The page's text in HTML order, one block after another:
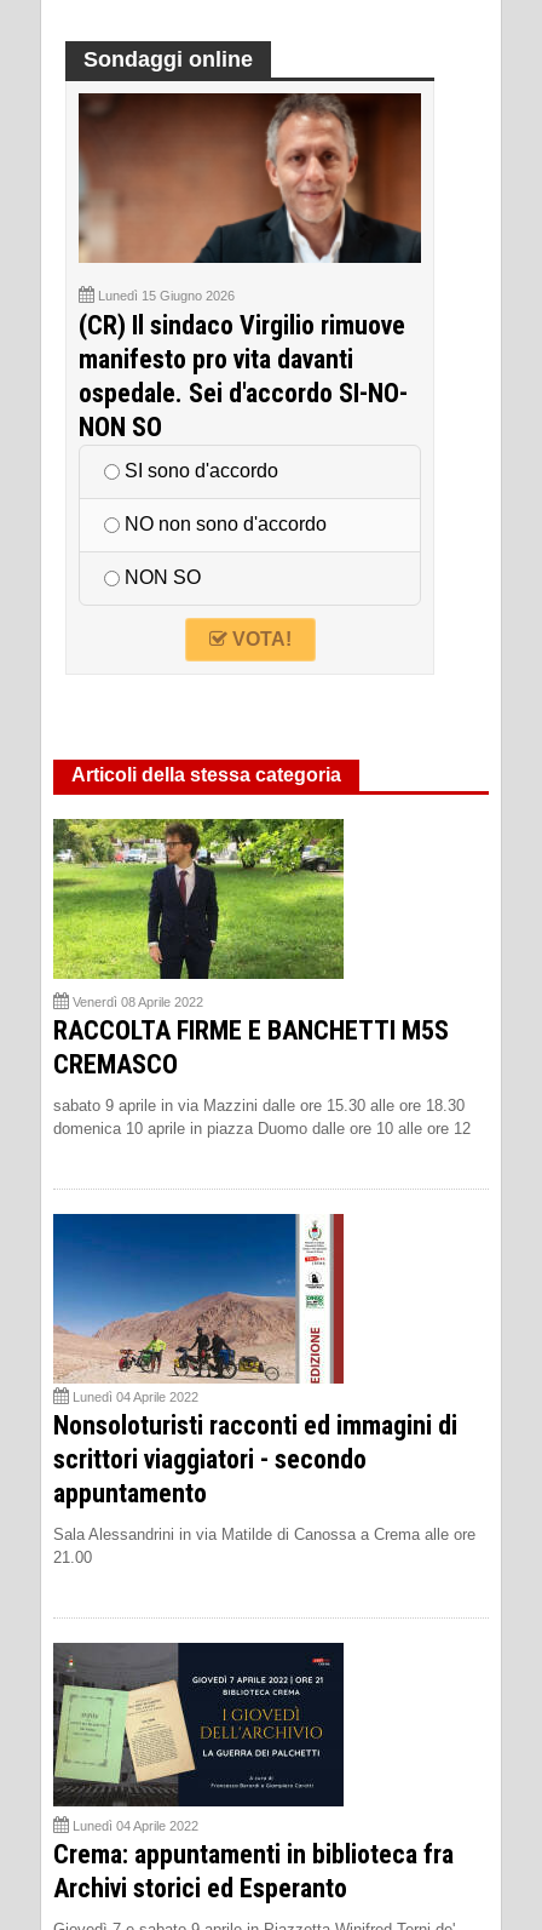
Sondaggi online
Lunedì 15 Giugno 2026
(CR) Il sindaco Virgilio rimuove
manifesto pro vita davanti
ospedale. Sei d'accordo SI-NO-
NON SO
SI sono d'accordo
NO non sono d'accordo
NON SO
VOTA!
Articoli della stessa categoria
Venerdì 08 Aprile 2022
RACCOLTA FIRME E BANCHETTI M5S
CREMASCO
sabato 9 aprile in via Mazzini dalle ore 15.30 alle ore 18.30
domenica 10 aprile in piazza Duomo dalle ore 10 alle ore 12
Lunedì 04 Aprile 2022
Nonsoloturisti racconti ed immagini di
scrittori viaggiatori - secondo
appuntamento
Sala Alessandrini in via Matilde di Canossa a Crema alle ore
21.00
Lunedì 04 Aprile 2022
Crema: appuntamenti in biblioteca fra
Archivi storici ed Esperanto